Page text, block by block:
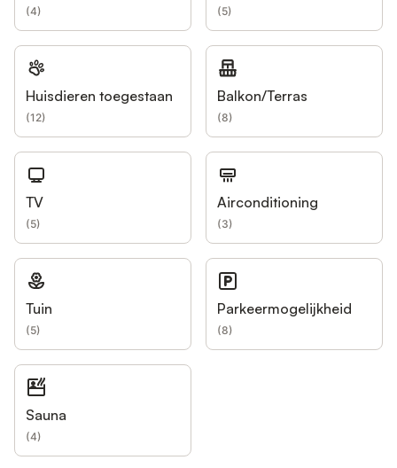
(4) (5)
Huisdieren toegestaan
(12)
Balkon/Terras
(8)
TV
(5)
Airconditioning
(3)
Tuin
(5)
Parkeermogelijkheid
(8)
Sauna
(4)